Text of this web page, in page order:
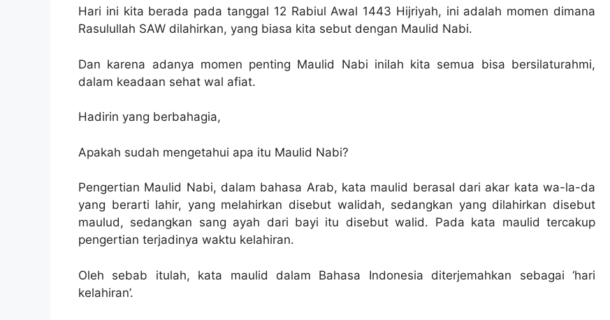
Hari ini kita berada pada tanggal 12 Rabiul Awal 1443 Hijriyah, ini adalah momen dimana
Rasulullah SAW dilahirkan, yang biasa kita sebut dengan Maulid Nabi.
Dan karena adanya momen penting Maulid Nabi inilah kita semua bisa bersilaturahmi,
dalam keadaan sehat wal afiat.
Hadirin yang berbahagia,
Apakah sudah mengetahui apa itu Maulid Nabi?
Pengertian Maulid Nabi, dalam bahasa Arab, kata maulid berasal dari akar kata wa-la-da
yang berarti lahir, yang melahirkan disebut walidah, sedangkan yang dilahirkan disebut
maulud, sedangkan sang ayah dari bayi itu disebut walid. Pada kata maulid tercakup
pengertian terjadinya waktu kelahiran.
Oleh sebab itulah, kata maulid dalam Bahasa Indonesia diterjemahkan sebagai ‘hari
kelahiran’.